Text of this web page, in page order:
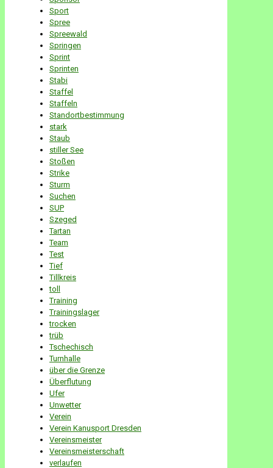
Sport
Spree
Spreewald
Springen
Sprint
Sprinten
Stabi
Staffel
Staffeln
Standortbestimmung
stark
Staub
stiller See
Stoßen
Strike
Sturm
Suchen
SUP
Szeged
Tartan
Team
Test
Tief
Tillkreis
toll
Training
Trainingslager
trocken
trüb
Tschechisch
Turnhalle
über die Grenze
Überflutung
Ufer
Unwetter
Verein
Verein Kanusport Dresden
Vereinsmeister
Vereinsmeisterschaft
verlaufen